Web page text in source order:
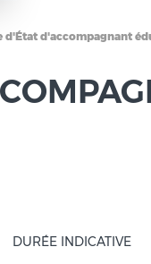
d'État d'accompagnant
DURÉE INDICATIVE